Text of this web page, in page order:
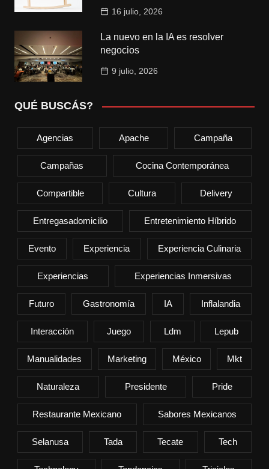
16 julio, 2026
La nuevo en la IA es resolver
negocios
9 julio, 2026
QUÉ BUSCÁS?
Agencias Apache Campaña
Campañas Cocina Contemporánea
Compartible Cultura Delivery
Entregasadomicilio Entretenimiento Híbrido
Evento Experiencia Experiencia Culinaria
Experiencias Experiencias Inmersivas
Futuro Gastronomía IA Inflalandia
Interacción Juego Ldm Lepub
Manualidades Marketing México Mkt
Naturaleza Presidente Pride
Restaurante Mexicano Sabores Mexicanos
Selanusa Tada Tecate Tech